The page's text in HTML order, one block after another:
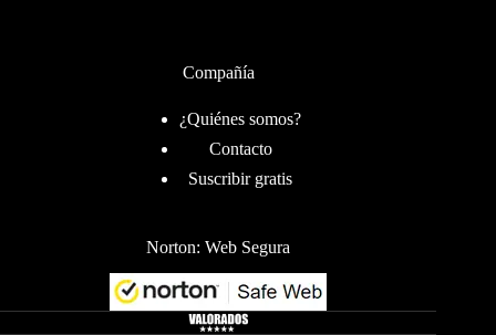
Compañía
¿Quiénes somos?
Contacto
Suscribir gratis
Norton: Web Segura